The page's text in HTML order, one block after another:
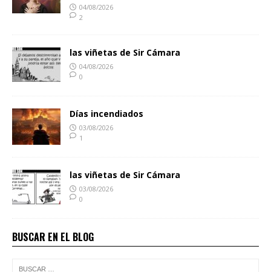
04/08/2026
2
las viñetas de Sir Cámara
04/08/2026
0
Días incendiados
03/08/2026
1
las viñetas de Sir Cámara
03/08/2026
0
BUSCAR EN EL BLOG